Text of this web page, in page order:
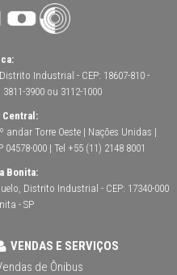
Industrial - CEP: 18607-810 -
3900 ou 3112-1000
andar Torre Oeste | Nações Unidas |
000 | Tel +55 (11) 2148 8001
Bonita:
Distrito Industrial - CEP: 17340-000
- SP
VENDAS E SERVIÇOS
de Ônibus